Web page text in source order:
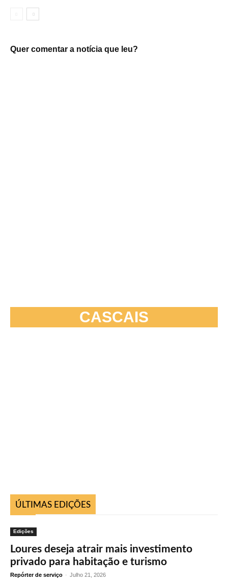
Quer comentar a notícia que leu?
CASCAIS
ÚLTIMAS EDIÇÕES
Edições
Loures deseja atrair mais investimento
privado para habitação e turismo
Repórter de serviço - Julho 21, 2026